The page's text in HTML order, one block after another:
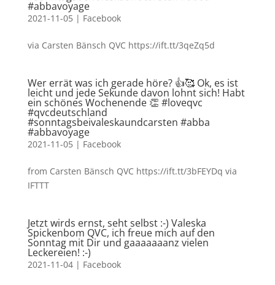
#abbavoyage
2021-11-05| Facebook
via Carsten Bänsch QVC https://ift.tt/3qeZq5d
Wer errät was ich gerade höre? 👍🥰 Ok, es ist
leicht und jede Sekunde davon lohnt sich! Habt
ein schönes Wochenende 👏 #loveqvc
#qvcdeutschland
#sonntagsbeivaleskaundcarsten #abba
#abbavoyage
2021-11-05| Facebook
from Carsten Bänsch QVC https://ift.tt/3bFEYDq via
IFTTT
Jetzt wirds ernst, seht selbst :-) Valeska
Spickenbom QVC, ich freue mich auf den
Sonntag mit Dir und gaaaaaaanz vielen
Leckereien! :-)
2021-11-04| Facebook